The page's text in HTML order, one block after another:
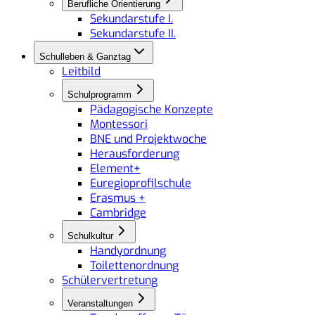
Berufliche Orientierung
Sekundarstufe I.
Sekundarstufe II.
Schulleben & Ganztag
Leitbild
Schulprogramm
Pädagogische Konzepte
Montessori
BNE und Projektwoche
Herausforderung
Element+
Euregioprofilschule
Erasmus +
Cambridge
Schulkultur
Handyordnung
Toilettenordnung
Schülervertretung
Veranstaltungen